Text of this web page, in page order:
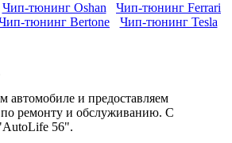
Чип-тюнинг Oshan
Чип-тюнинг Ferrari
тюнинг Bertone Чип-тюнинг Tesla
автомобиле и предоставляем
по ремонту и обслуживанию. С
56".